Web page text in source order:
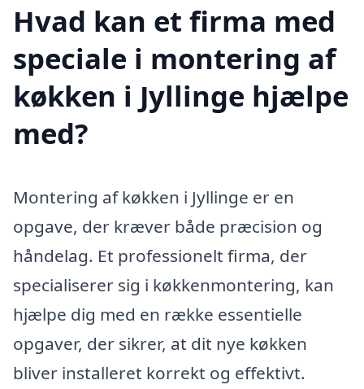
Hvad kan et firma med
speciale i montering af
køkken i Jyllinge hjælpe
med?
Montering af køkken i Jyllinge er en
opgave, der kræver både præcision og
håndelag. Et professionelt firma, der
specialiserer sig i køkkenmontering, kan
hjælpe dig med en række essentielle
opgaver, der sikrer, at dit nye køkken
bliver installeret korrekt og effektivt.